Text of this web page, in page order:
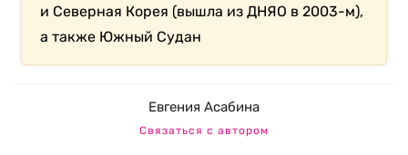
и Северная Корея (вышла из ДНЯО в 2003-м),
а также Южный Судан
Евгения Асабина
Связаться с автором